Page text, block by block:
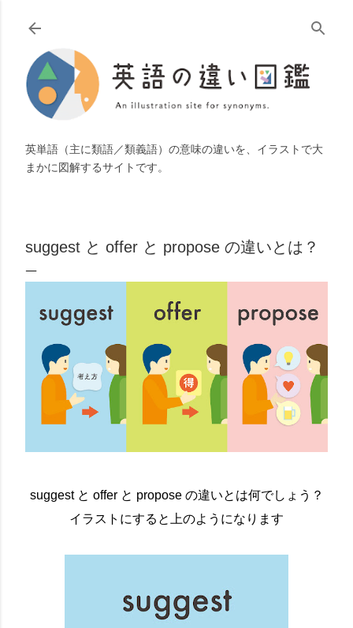
スキップしてメイン コンテンツに移動
英単語（主に類語／類義語）の意味の違いを、イラストで大
まかに図解するサイトです。
suggest と offer と propose の違いとは？
suggest と offer と propose の違いとは何でしょう？
イラストにすると上のようになります